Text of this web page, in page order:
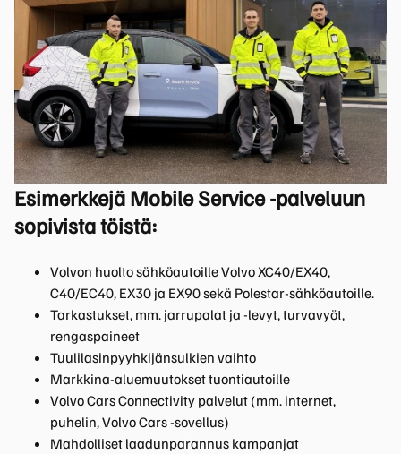
Esimerkkejä Mobile Service -palveluun
sopivista töistä:
Volvon huolto sähköautoille Volvo XC40/EX40,
C40/EC40, EX30 ja EX90 sekä Polestar-sähköautoille.
Tarkastukset, mm. jarrupalat ja -levyt, turvavyöt,
rengaspaineet
Tuulilasinpyyhkijänsulkien vaihto
Markkina-aluemuutokset tuontiautoille
Volvo Cars Connectivity palvelut (mm. internet,
puhelin, Volvo Cars -sovellus)
Mahdolliset laadunparannus kampanjat